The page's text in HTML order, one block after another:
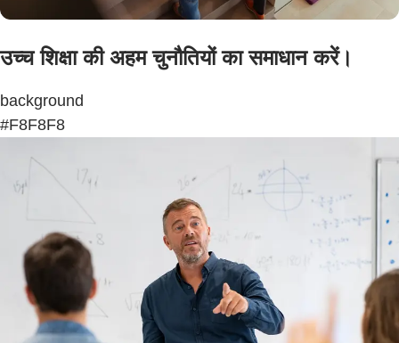
उच्च शिक्षा की अहम चुनौतियों का समाधान करें।
background
#F8F8F8